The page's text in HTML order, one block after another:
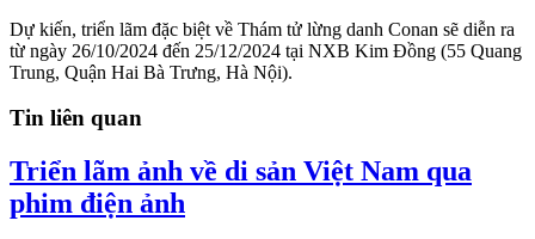
Dự kiến, triển lãm đặc biệt về Thám tử lừng danh Conan sẽ diễn ra
từ ngày 26/10/2024 đến 25/12/2024 tại NXB Kim Đồng (55 Quang
Trung, Quận Hai Bà Trưng, Hà Nội).
Tin liên quan
Triển lãm ảnh về di sản Việt Nam qua
phim điện ảnh